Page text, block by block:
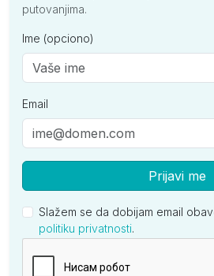
putovanjima.
Ime (opciono)
Email
Prijavi me
Slažem se da dobijam email
politiku privatnosti.